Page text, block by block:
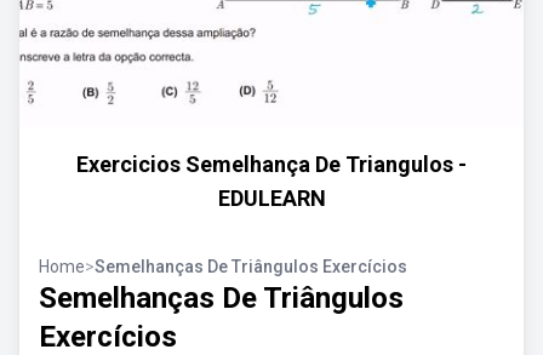
Exercicios Semelhança De Triangulos -
EDULEARN
Home>Semelhanças De Triângulos Exercícios
Semelhanças De Triângulos
Exercícios